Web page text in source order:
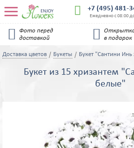
 +7 (495) 481-
Ежедневно с 08:00

Фото перед
доставкой

в подарок
Доставка цветов Букеты Букет "Сантини
Букет из 15 хризантем
белые"